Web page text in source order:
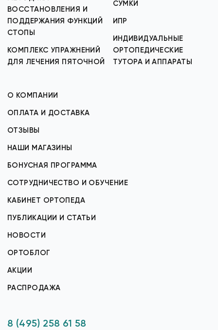
ВОССТАНОВЛЕНИЯ И
ПОДДЕРЖАНИЯ ФУНКЦИЙ
СТОПЫ
КОМПЛЕКС УПРАЖНЕНИЙ
ДЛЯ ЛЕЧЕНИЯ ПЯТОЧНОЙ
СУМКИ
ИПР
ИНДИВИДУАЛЬНЫЕ
ОРТОПЕДИЧЕСКИЕ
ТУТОРА И АППАРАТЫ
О КОМПАНИИ
ОПЛАТА И ДОСТАВКА
ОТЗЫВЫ
НАШИ МАГАЗИНЫ
БОНУСНАЯ ПРОГРАММА
СОТРУДНИЧЕСТВО И ОБУЧЕНИЕ
КАБИНЕТ ОРТОПЕДА
ПУБЛИКАЦИИ И СТАТЬИ
НОВОСТИ
ОРТОБЛОГ
АКЦИИ
РАСПРОДАЖА
8 (495) 258 61 58